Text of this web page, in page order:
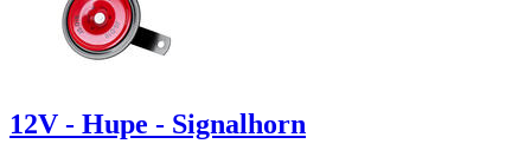
12V - Hupe - Signalhorn